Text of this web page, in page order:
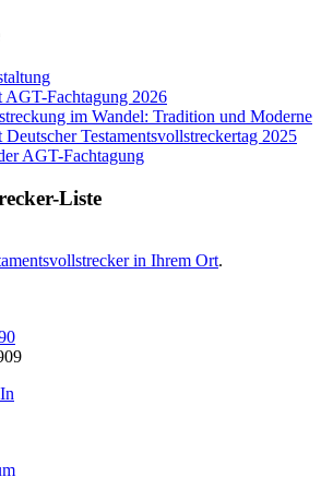
AGT-Fachtagung 2026
im Wandel: Tradition und Moderne
Deutscher Testamentsvollstreckertag 2025
AGT-Fachtagung
Liste
in Ihrem Ort.